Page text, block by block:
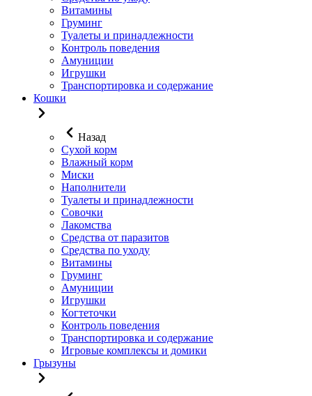
Витамины
Груминг
Туалеты и принадлежности
Контроль поведения
Амуниции
Игрушки
Транспортировка и содержание
Кошки
Назад
Сухой корм
Влажный корм
Миски
Наполнители
Туалеты и принадлежности
Совочки
Лакомства
Средства от паразитов
Средства по уходу
Витамины
Груминг
Амуниции
Игрушки
Когтеточки
Контроль поведения
Транспортировка и содержание
Игровые комплексы и домики
Грызуны